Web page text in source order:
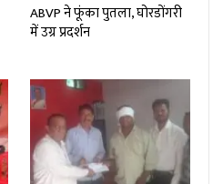
ABVP ने फूंका पुतला, घोरडोंगरी
में उग्र प्रदर्शन